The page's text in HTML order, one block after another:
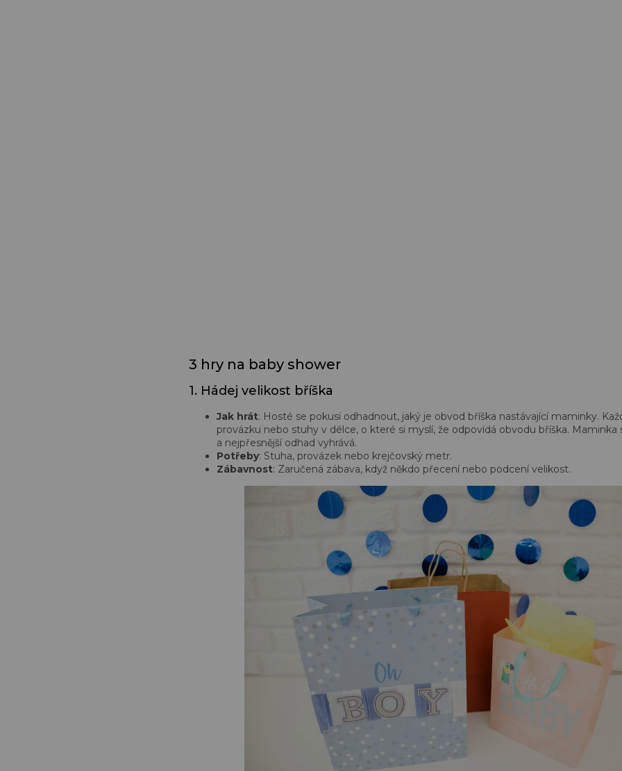
3 hry na baby shower
1. Hádej velikost bříška
Jak hrát: Hosté se pokusí odhadnout, jaký je obvod bříška nastávající maminky.
provázku nebo stuhy v délce, o které si myslí, že odpovídá obvodu bříška. Maminka
a nejpřesnější odhad vyhrává.
Potřeby: Stuha, provázek nebo krejčovský metr.
Zábavnost: Zaručená zábava, když někdo přecení nebo podcení velikost.